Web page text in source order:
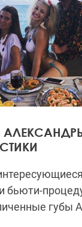
бьюти-
губы